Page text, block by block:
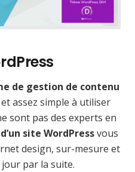
de gestion de contenu
assez simple à utiliser
sont pas des experts en
site WordPressvous
design, sur-mesure et
par la suite.